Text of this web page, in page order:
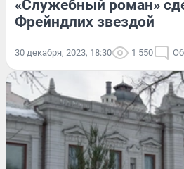
«Служебный роман»
Фрейндлих звездой
30 декабря, 2023, 18:30 1 550